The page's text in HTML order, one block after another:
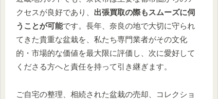
クセスが良好であり、 出張買取の際もスムーズに伺
うことが可能です。長年、奈良の地で大切に守られ
てきた貴重な盆栽を、私たち専門業者がその文化
的・市場的な価値を最大限に評価し、次に愛好して
くださる方へと責任を持って引き継ぎます。
ご自宅の整理、相続された盆栽の売却、コレクショ